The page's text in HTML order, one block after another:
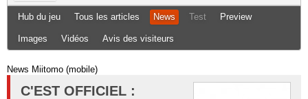
Hub du jeu Tous les articles News Test Preview
Images Vidéos Avis des visiteurs
News Miitomo (mobile)
C'EST OFFICIEL :